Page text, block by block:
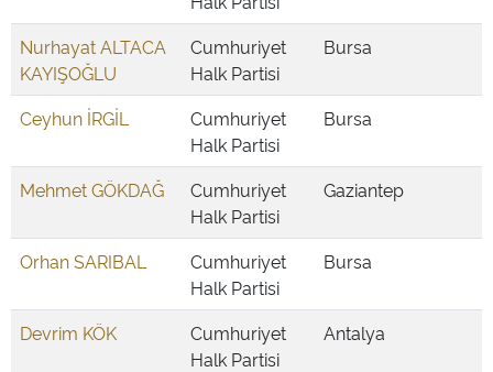
Nurhayat ALTACA
KAYIŞOĞLU
Cumhuriyet
Halk Partisi
Bursa
Ceyhun İRGİL
Cumhuriyet
Halk Partisi
Bursa
Mehmet GÖKDAĞ
Cumhuriyet
Halk Partisi
Gaziantep
Orhan SARIBAL
Cumhuriyet
Halk Partisi
Bursa
Devrim KÖK
Cumhuriyet
Halk Partisi
Antalya